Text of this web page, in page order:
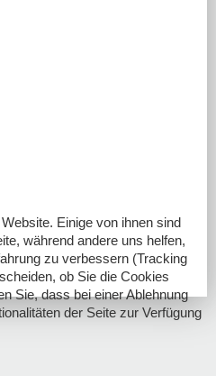
Einige von ihnen sind
während andere uns helfen,
zu verbessern (Tracking
ob Sie die Cookies
Sie, dass bei einer Ablehnung
der Seite zur Verfügung